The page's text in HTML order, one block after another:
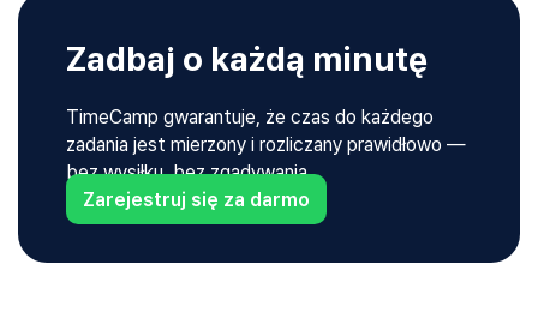
Zadbaj o każdą minutę
TimeCamp gwarantuje, że czas do każdego
zadania jest mierzony i rozliczany prawidłowo —
bez wysiłku, bez zgadywania.
Zarejestruj się za darmo